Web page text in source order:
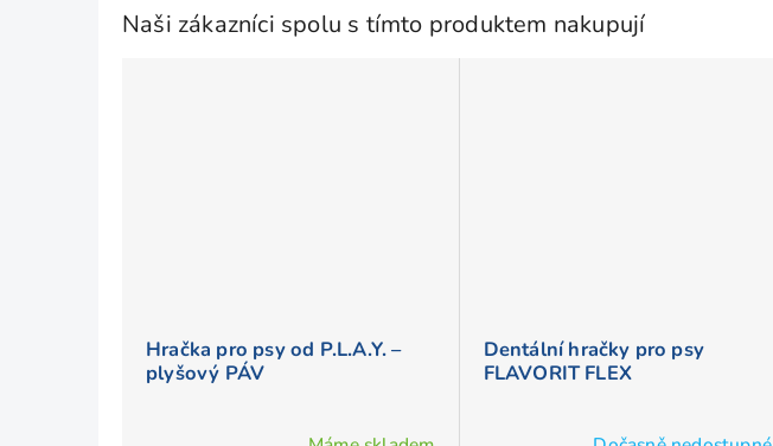
Naši zákazníci spolu s tímto produktem nakupují
Hračka pro psy od P.L.A.Y. –
plyšový PÁV
Dentální hračky pro psy
FLAVORIT FLEX